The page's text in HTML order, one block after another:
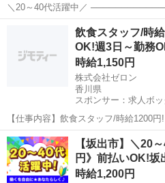
＼20～40代活躍中／ ────────────────── ＼お仕事の詳細♪/
────────────────── 高齢者施設内で調理スタッフとしての お
仕事です♪ *時間によって、朝・昼・
坂出市 讃岐府中駅 キ
飲食スタッフ/時
OK!週3日～勤務
時給1,150円
株式会社ゼロン
香川県
スポンサー：求人ボッ
【仕事内容】飲食スタッフ/時給1200
務OK!未経験者大歓迎! <給与> 時給
グ働きたい!めんどくさいのイヤ!/ < そ
アルバイト・パート
【坂出市】＼20
円》前払いOK!
時給1,200円